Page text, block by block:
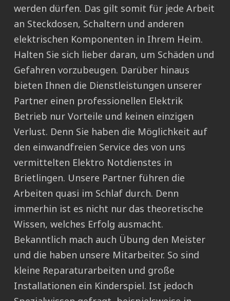
werden dürfen. Das gilt somit für jede Arbeit
an Steckdosen, Schaltern und anderen
elektrischen Komponenten in Ihrem Heim.
Halten Sie sich lieber daran, um Schäden und
Gefahren vorzubeugen. Darüber hinaus
bieten Ihnen die Dienstleistungen unserer
Partner einen professionellen Elektrik
Betrieb nur Vorteile und keinen einzigen
Verlust. Denn Sie haben die Möglichkeit auf
den einwandfreien Service des von uns
vermittelten Elektro Notdienstes in
Brietlingen. Unsere Partner führen die
Arbeiten quasi im Schlaf durch. Denn
immerhin ist es nicht nur das theoretische
Wissen, welches Erfolg ausmacht.
Bekanntlich mach auch Übung den Meister
und die haben unsere Mitarbeiter. So sind
kleine Reparaturarbeiten und große
Installationen ein Kinderspiel. Ist jedoch